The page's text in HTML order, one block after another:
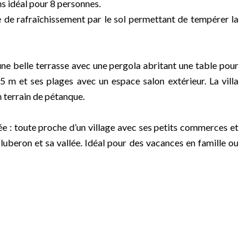
idéal pour 8 personnes.
rafraîchissement par le sol permettant de tempérer la
belle terrasse avec une pergola abritant une table pour
m et ses plages avec un espace salon extérieur. La villa
terrain de pétanque.
: toute proche d’un village avec ses petits commerces et
et sa vallée. Idéal pour des vacances en famille ou